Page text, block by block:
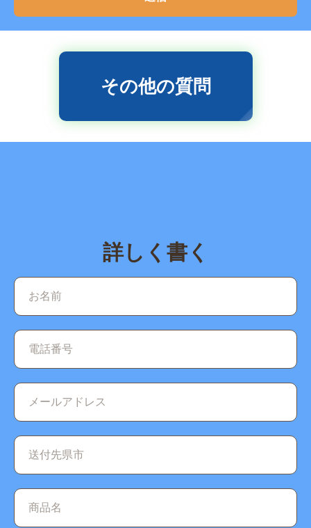
その他の質問
詳しく書く